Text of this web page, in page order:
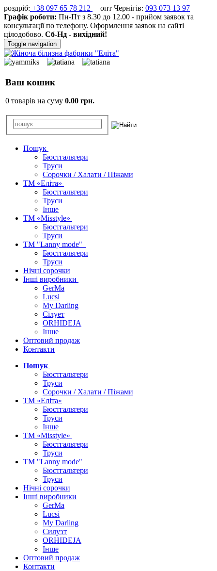
роздріб: +38 097 65 78 212 опт Чернігів: 093 073 13 97
Графік роботи: Пн-Пт з 8.30 до 12.00 - прийом заявок та
консультації по телефону. Оформлення заявок на сайті
цілодобово. Сб-Нд - вихідний!
Toggle navigation
Ваш кошик
0 товарів на суму 0.00 грн.
Пошук
Бюстгальтери
Труси
Сорочки / Халати / Піжами
ТМ «Еліта»
Бюстгальтери
Труси
Інше
ТМ «Misstyle»
Бюстгальтери
Труси
ТМ "Lanny mode"
Бюстгальтери
Труси
Нічні сорочки
Інші виробники
GerMa
Lucsi
My Darling
Сілует
ORHIDEJA
Інше
Оптовий продаж
Контакти
Пошук
Бюстгальтери
Труси
Сорочки / Халати / Піжами
ТМ «Еліта»
Бюстгальтери
Труси
Інше
ТМ «Misstyle»
Бюстгальтери
Труси
ТМ "Lanny mode"
Бюстгальтери
Труси
Нічні сорочки
Інші виробники
GerMa
Lucsi
My Darling
Силуэт
ORHIDEJA
Інше
Оптовий продаж
Контакти